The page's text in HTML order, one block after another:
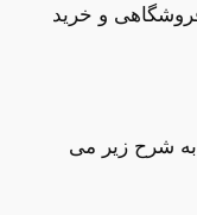
فروشگاهی و خرید
به شرح زیر می